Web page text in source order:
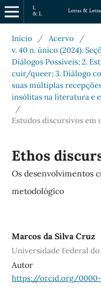
Início / Acervo
/
v. 40 n. único (2024):
Diálogos Possíveis; 2.
cuir/queer; 3. Diálogo
suas múltiplas
insólitas na literatura e
/
Estudos discursivos
Ethos
Os desenvolvimentos
metodológico
Marcos da Silva Cruz
Universidade Federal do
Autor
https://orcid.org/0000-